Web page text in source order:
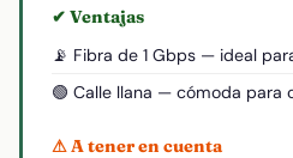
✔ Ventajas
📡 Fibra de 1 Gbps — ideal
🟢 Calle llana — cómoda para
⚠ A tener en cuenta